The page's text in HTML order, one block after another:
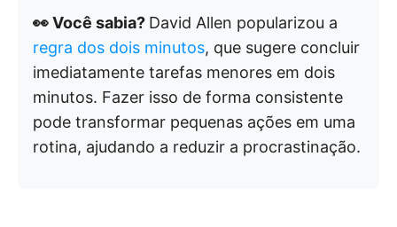
👀 Você sabia? David Allen popularizou a
regra dos dois minutos, que sugere concluir
imediatamente tarefas menores em dois
minutos. Fazer isso de forma consistente
pode transformar pequenas ações em uma
rotina, ajudando a reduzir a procrastinação.